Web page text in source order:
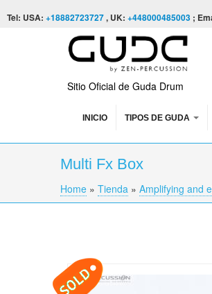
Tel: USA: +18882723727, UK: +448000485003 ;
Sitio Oficial de Guda Drum
INICIO TIPOS DE GUDA
Multi Fx Box
You are here
Home » Tienda » Amplifying and